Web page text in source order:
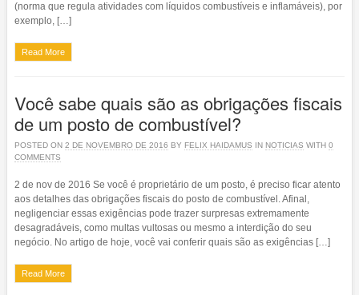
(norma que regula atividades com líquidos combustíveis e inflamáveis), por
exemplo, […]
Read More
Você sabe quais são as obrigações fiscais
de um posto de combustível?
POSTED ON 2 DE NOVEMBRO DE 2016 BY FELIX HAIDAMUS IN NOTICIAS WITH 0
COMMENTS
2 de nov de 2016 Se você é proprietário de um posto, é preciso ficar atento
aos detalhes das obrigações fiscais do posto de combustível. Afinal,
negligenciar essas exigências pode trazer surpresas extremamente
desagradáveis, como multas vultosas ou mesmo a interdição do seu
negócio. No artigo de hoje, você vai conferir quais são as exigências […]
Read More